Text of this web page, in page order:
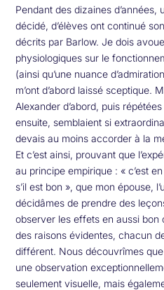
Pendant des dizaines d’années,
décidé, d’élèves ont continué
décrits par Barlow. Je dois
physiologiques sur le
(ainsi qu’une nuance
m’ont d’abord laissé sceptique.
Alexander d’abord, puis
ensuite, semblaient si
devais au moins accorder à la
Et c’est ainsi, prouvant que
au principe empirique : « c’est
s’il est bon », que mon épouse,
décidâmes de prendre des
observer les effets en aussi bon
des raisons évidentes, chacun
différent. Nous découvrîmes
une observation
seulement visuelle, mais